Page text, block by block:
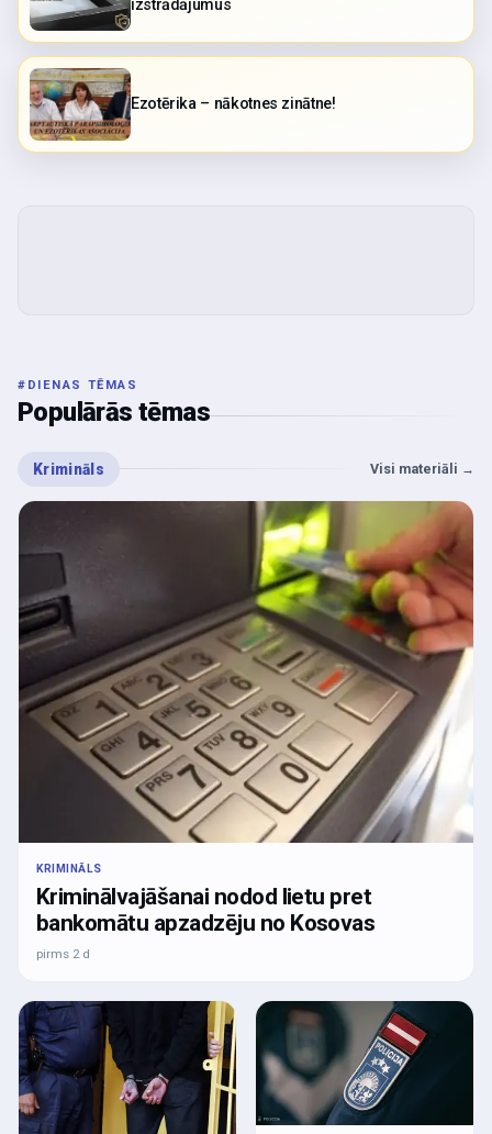
izstrādājumus
Ezotērika – nākotnes zinātne!
# DIENAS TĒMAS
Populārās tēmas
Krimināls Visi materiāli →
KRIMINĀLS
Kriminālvajāšanai nodod lietu pret
bankomātu apzadzēju no Kosovas
pirms 2 d